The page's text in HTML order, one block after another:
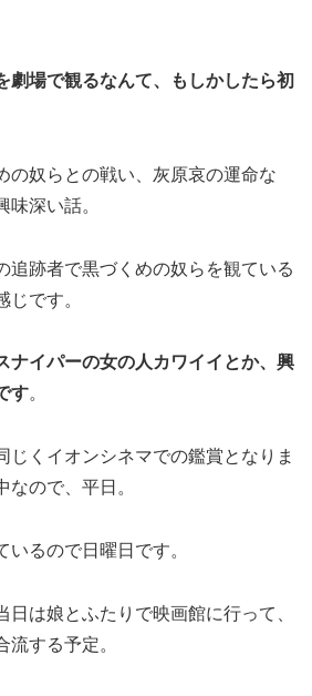
劇場で観るなんて、もしかしたら初
の奴らとの戦い、灰原哀の運命な
味深い話。
追跡者で黒づくめの奴らを観ている
です。
ナイパーの女の人カワイイとか、興
す。
じくイオンシネマでの鑑賞となりま
ので、平日。
るので日曜日です。
日は娘とふたりで映画館に行って、
流する予定。